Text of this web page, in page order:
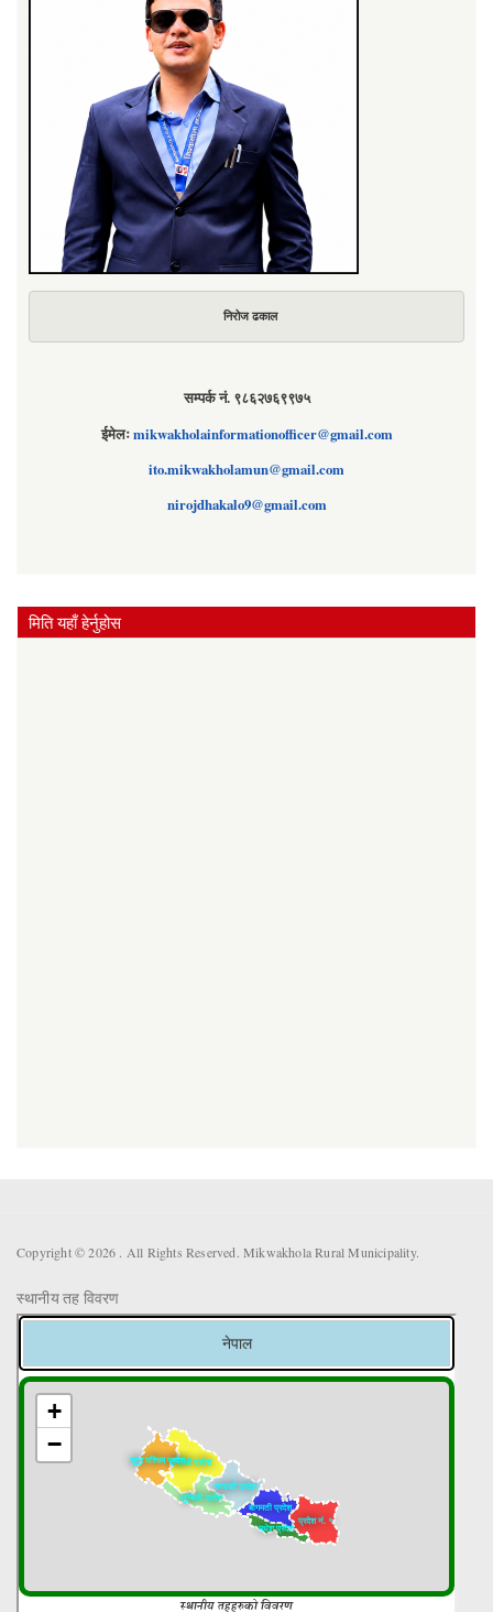
निरोज ढकाल
सम्पर्क नं. ९८६२७६९९७५
ईमेलःmikwakholainformationofficer@gmail.com
ito.mikwakholamun@gmail.com
nirojdhakalo9@gmail.com
मिति यहाँ हेर्नुहोस
Copyright © 2026 . All Rights Reserved. Mikwakhola Rural Municipality.
स्थानीय तह विवरण